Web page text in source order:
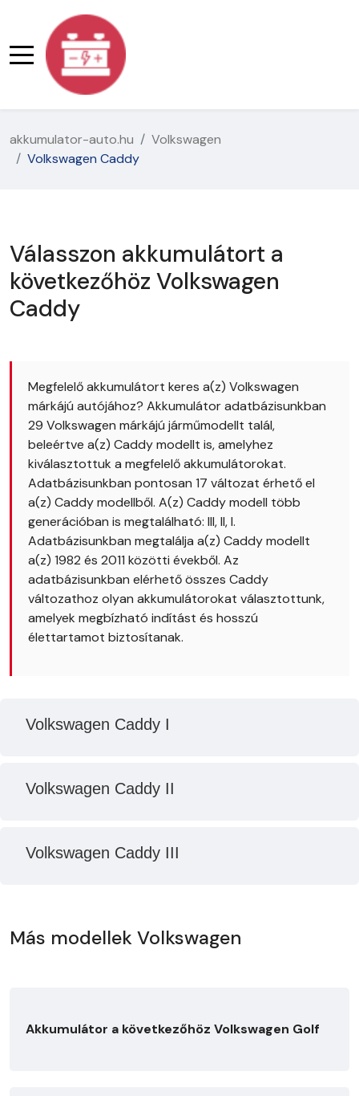
akkumulator-auto.hu
Volkswagen
Volkswagen Caddy
Válasszon akkumulátort a
következőhöz Volkswagen
Caddy
Megfelelő akkumulátort keres a(z) Volkswagen
márkájú autójához? Akkumulátor adatbázisunkban
29 Volkswagen márkájú járműmodellt talál,
beleértve a(z) Caddy modellt is, amelyhez
kiválasztottuk a megfelelő akkumulátorokat.
Adatbázisunkban pontosan 17 változat érhető el
a(z) Caddy modellből. A(z) Caddy modell több
generációban is megtalálható: III, II, I.
Adatbázisunkban megtalálja a(z) Caddy modellt
a(z) 1982 és 2011 közötti évekből. Az
adatbázisunkban elérhető összes Caddy
változathoz olyan akkumulátorokat választottunk,
amelyek megbízható indítást és hosszú
élettartamot biztosítanak.
Volkswagen Caddy I
Volkswagen Caddy II
Volkswagen Caddy III
Más modellek Volkswagen
Akkumulátor a következőhöz Volkswagen Golf